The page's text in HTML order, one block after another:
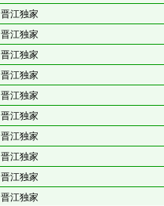
晋江独家
晋江独家
晋江独家
晋江独家
晋江独家
晋江独家
晋江独家
晋江独家
晋江独家
晋江独家